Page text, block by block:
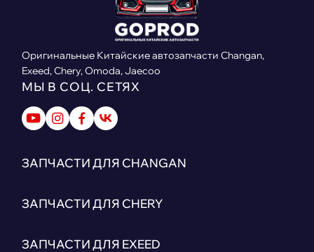
Оригинальные Китайские автозапчасти Changan,
Exeed, Chery, Omoda, Jaecoo
МЫ В СОЦ. СЕТЯХ
ЗАПЧАСТИ ДЛЯ CHANGAN
ЗАПЧАСТИ ДЛЯ CHERY
ЗАПЧАСТИ ДЛЯ EXEED